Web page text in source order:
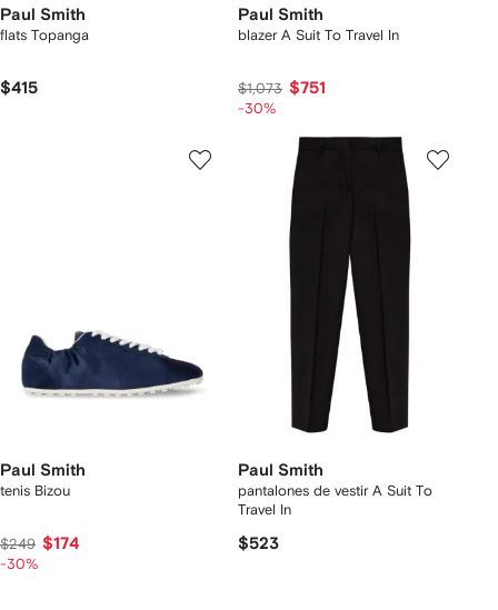
Paul Smith
flats Topanga
$415
Paul Smith
blazer A Suit To Travel In
$1,073 $751
-30%
Paul Smith
tenis Bizou
$249 $174
-30%
Paul Smith
pantalones de vestir A Suit To
Travel In
$523